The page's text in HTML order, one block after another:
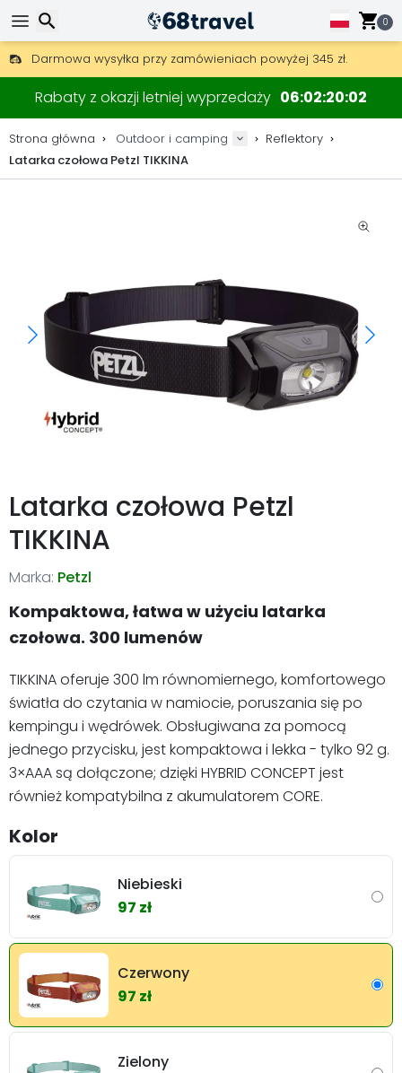
0
Darmowa wysyłka przy zamówieniach powyżej 345 zł.
30 dni na zwrot, 90 dni na drewniane mapy i dekoracje.
Najlepsze ceny na sprzęt outdoorowy i akcesoria.
Rabaty z okazji letniej wyprzedaży 06 02 20 02
Strona główna Outdoor i camping
Reflektory
Latarka czołowa Petzl TIKKINA
Latarka czołowa Petzl
TIKKINA
Marka: Petzl
Kompaktowa, łatwa w użyciu latarka
czołowa. 300 lumenów
TIKKINA oferuje 300 lm równomiernego, komfortowego
światła do czytania w namiocie, poruszania się po
kempingu i wędrówek. Obsługiwana za pomocą
jednego przycisku, jest kompaktowa i lekka - tylko 92 g.
3×AAA są dołączone; dzięki HYBRID CONCEPT jest
również kompatybilna z akumulatorem CORE.
Kolor
Niebieski
97 zł
Czerwony
97 zł
Zielony
Wyszukaj